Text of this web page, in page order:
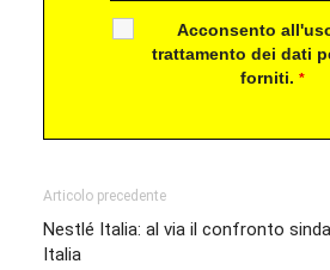
Acconsento
trattamento dei dati
forniti.*
Articolo precedente
Nestlé Italia: al via il confronto
Italia